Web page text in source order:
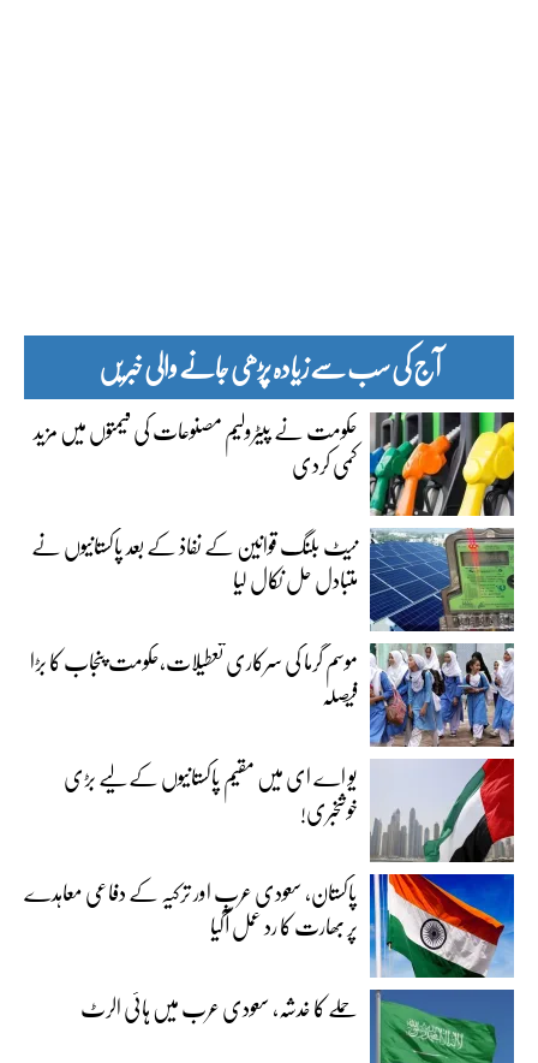
آج کی سب سے زیادہ پڑھی جانے والی خبریں
حکومت نے پیٹرولیم مصنوعات کی قیمتوں میں مزید
کمی کردی
نیٹ بلنگ قوانین کے نفاذ کے بعد پاکستانیوں نے
متبادل حل نکال لیا
موسم گرما کی سرکاری تعطیلات،حکومت پنجاب کا بڑا
فیصلہ
یو اے ای میں مقیم پاکستانیوں کے لیے بڑی
خوشخبری!
پاکستان، سعودی عرب اور ترکیہ کے دفاعی معاہدے
پر بھارت کا رد عمل آگیا
حملے کا خدشہ، سعودی عرب میں ہائی الرٹ